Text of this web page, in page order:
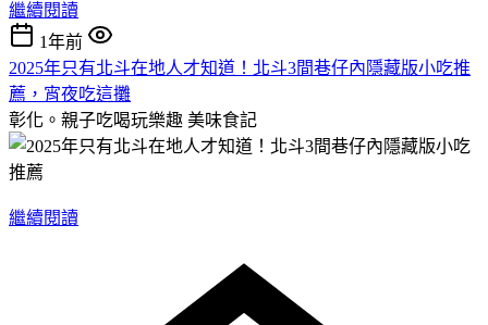
繼續閱讀
1年前
2025年只有北斗在地人才知道！北斗3間巷仔內隱藏版小吃推
薦，宵夜吃這攤
彰化。親子吃喝玩樂趣 美味食記
繼續閱讀